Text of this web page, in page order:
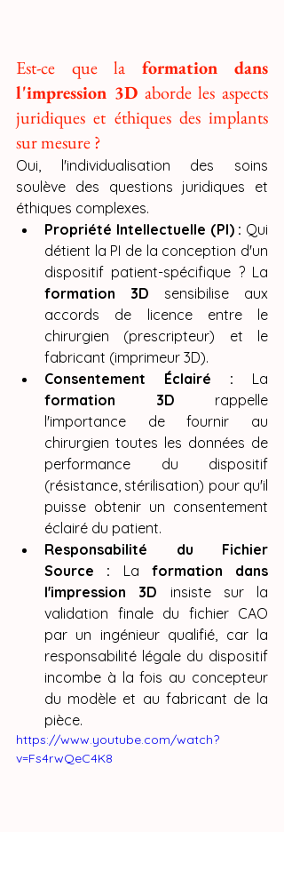
Est-ce que la formation dans
l'impression 3D aborde les aspects
juridiques et éthiques des implants
sur mesure ?
Oui, l'individualisation des soins
soulève des questions juridiques et
éthiques complexes.
Propriété Intellectuelle (PI) : Qui
détient la PI de la conception d'un
formation 3D sensibilise aux
accords de licence entre le
chirurgien (prescripteur) et le
fabricant (imprimeur 3D).
Consentement Éclairé :
formation 3D rappelle
l'importance de fournir au
chirurgien toutes les données de
performance du dispositif
(résistance, stérilisation) pour qu'il
puisse obtenir un consentement
éclairé du patient.
Responsabilité du Fichier
Source : La formation dans
l'impression 3D insiste sur la
validation finale du fichier CAO
par un ingénieur qualifié, car la
responsabilité légale du dispositif
incombe à la fois au concepteur
du modèle et au fabricant de la
pièce.
https://www.youtube.com/watch?
v=Fs4rwQeC4K8